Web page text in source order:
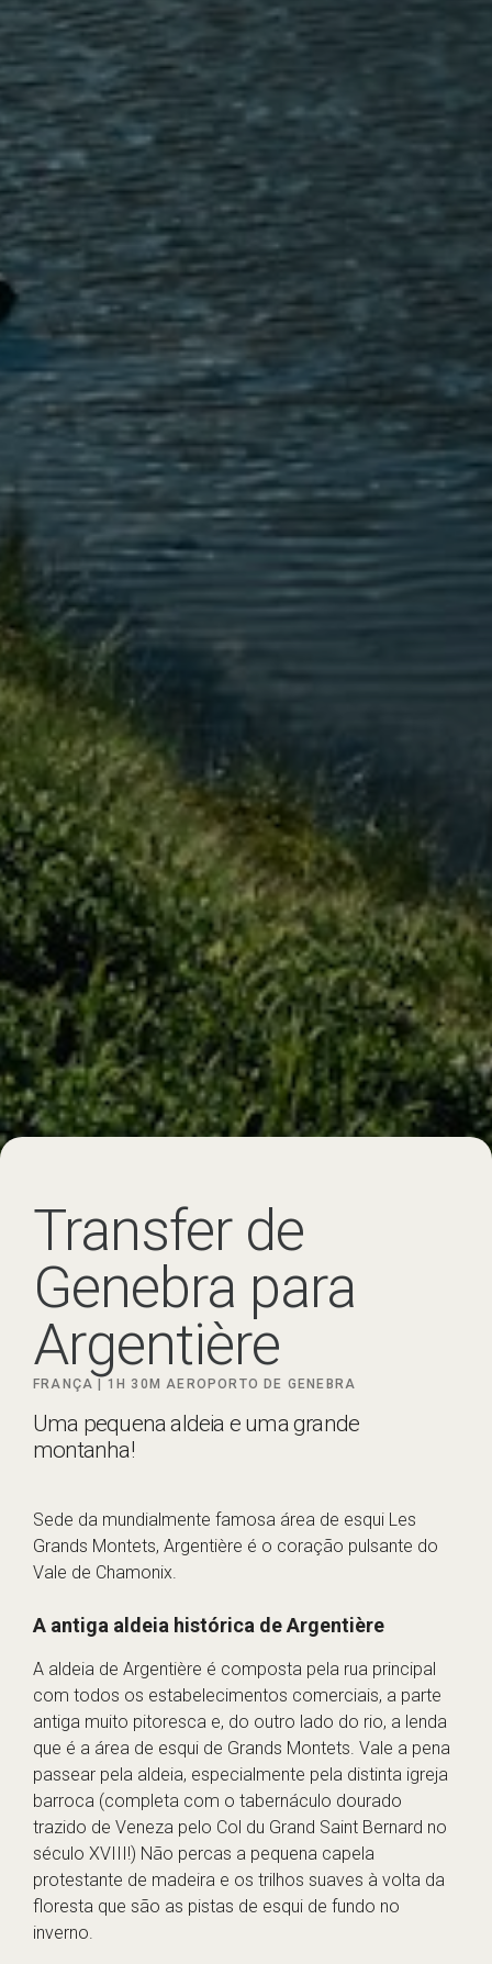
Transfer de
Genebra para
Argentière
FRANÇA | 1H 30MAEROPORTO DE GENEBRA
Uma pequena aldeia e uma grande
montanha!
Sede da mundialmente famosa área de esqui Les
Grands Montets, Argentière é o coração pulsante do
Vale de Chamonix.
A antiga aldeia histórica de Argentière
A aldeia de Argentière é composta pela rua principal
com todos os estabelecimentos comerciais, a parte
antiga muito pitoresca e, do outro lado do rio, a lenda
que é a área de esqui de Grands Montets. Vale a pena
passear pela aldeia, especialmente pela distinta igreja
barroca (completa com o tabernáculo dourado
trazido de Veneza pelo Col du Grand Saint Bernard no
século XVIII!) Não percas a pequena capela
protestante de madeira e os trilhos suaves à volta da
floresta que são as pistas de esqui de fundo no
inverno.